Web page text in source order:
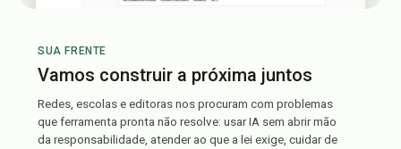
SUA FRENTE
Vamos construir a próxima juntos
Redes, escolas e editoras nos procuram com problemas
que ferramenta pronta não resolve: usar IA sem abrir mão
da responsabilidade, atender ao que a lei exige, cuidar de